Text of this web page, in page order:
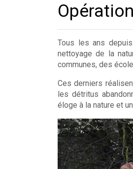
Tous les ans
nettoyage de la
communes, des
Ces derniers
les détritus
éloge à la nature et